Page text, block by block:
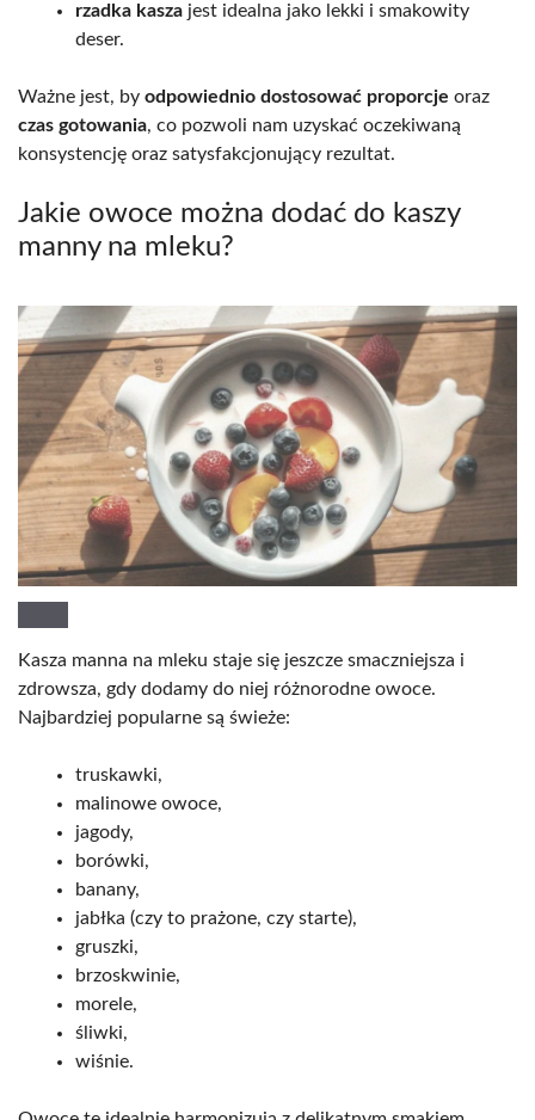
rzadka kasza jest idealna jako lekki i smakowity
deser.
Ważne jest, by odpowiednio dostosować proporcje oraz
czas gotowania, co pozwoli nam uzyskać oczekiwaną
konsystencję oraz satysfakcjonujący rezultat.
Jakie owoce można dodać do kaszy
manny na mleku?
Kasza manna na mleku staje się jeszcze smaczniejsza i
zdrowsza, gdy dodamy do niej różnorodne owoce.
Najbardziej popularne są świeże:
truskawki,
malinowe owoce,
jagody,
borówki,
banany,
jabłka (czy to prażone, czy starte),
gruszki,
brzoskwinie,
morele,
śliwki,
wiśnie.